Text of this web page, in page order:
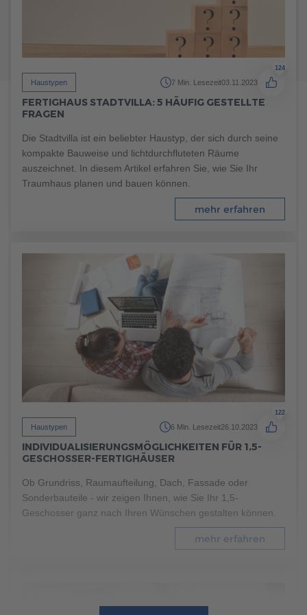
Allgemeines 5 Min. Lesezeit03.08.2023
DIE BEDEUTUNG DER RAUMPLANUNG FÜR DIE
Ihren Energieverbrauch. Dies hilft nicht nur, Ihre Ausgaben
zu senken, sondern trägt auch zum Schutz der Umwelt bei.
Informieren Sie sich noch heute
mehr erfahren
Haustypen 7 Min. Lesezeit03.11.2023
124
FERTIGHAUS STADTVILLA: 5 HÄUFIG GESTELLTE
FRAGEN
Die Stadtvilla ist ein beliebter Haustyp, der sich durch seine
kompakte Bauweise und lichtdurchfluteten Räume
auszeichnet. In diesem Artikel erfahren Sie, wie Sie Ihr
Traumhaus planen und bauen können.
mehr erfahren
Haustypen 6 Min. Lesezeit26.10.2023
122
INDIVIDUALISIERUNGSMÖGLICHKEITEN FÜR 1,5-
GESCHOSSER-FERTIGHÄUSER
Ob Grundriss, Raumaufteilung, Dach, Fassade oder
Sonderbauteile - wir zeigen Ihnen, wie Sie Ihr 1,5-
Geschosser ganz nach Ihren Wünschen gestalten können.
mehr erfahren